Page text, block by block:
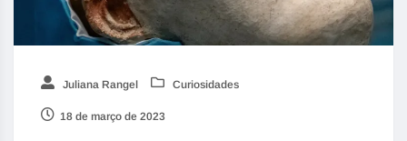
Juliana Rangel Curiosidades
18 de março de 2023